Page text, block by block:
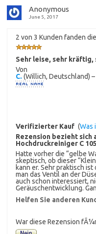
Anonymous
June 5, 2017
2 von 3 Kunden fanden
Sehr leise, sehr kräftig,
Von
C. (Willich, Deutschland) –
Verifizierter Kauf (Was
Rezension bezieht sich
Hochdruckreiniger C
Hatte vorher die “gelbe
skeptisch, ob dieser
kann er. Sehr praktisch
man das Ventil an der
auch schon interessiert,
Geräuschentwicklung.
Helfen Sie anderen
War diese Rezension